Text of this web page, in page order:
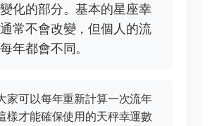
化的部分。基本的星座幸
常不會改變，但個人的流
年都會不同。
家可以每年重新計算一次流年
樣才能確保使用的天秤幸運數